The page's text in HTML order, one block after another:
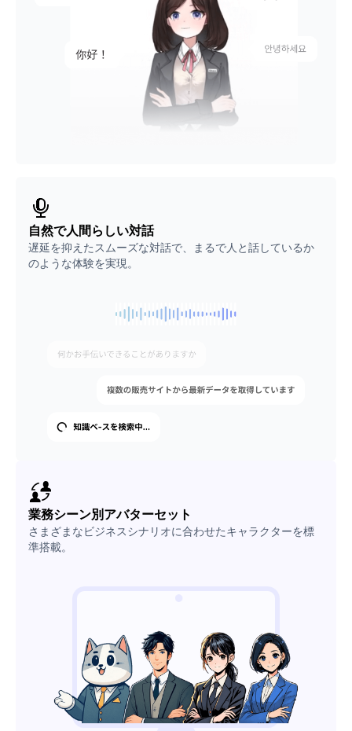
自然で人間らしい対話
遅延を抑えたスムーズな対話で、まるで人と話しているか
のような体験を実現。
業務シーン別アバターセット
さまざまなビジネスシナリオに合わせたキャラクターを標
準搭載。